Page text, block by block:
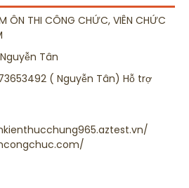
ÔN THI CÔNG CHỨC, VIÊN CHỨC
Nguyễn Tân
( Nguyễn Tân) Hỗ trợ